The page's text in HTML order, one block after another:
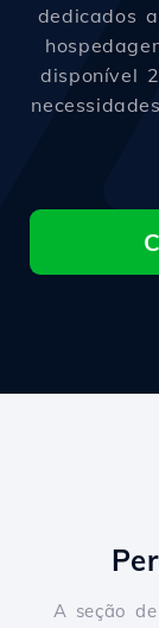
dedicados
disponível
A seção